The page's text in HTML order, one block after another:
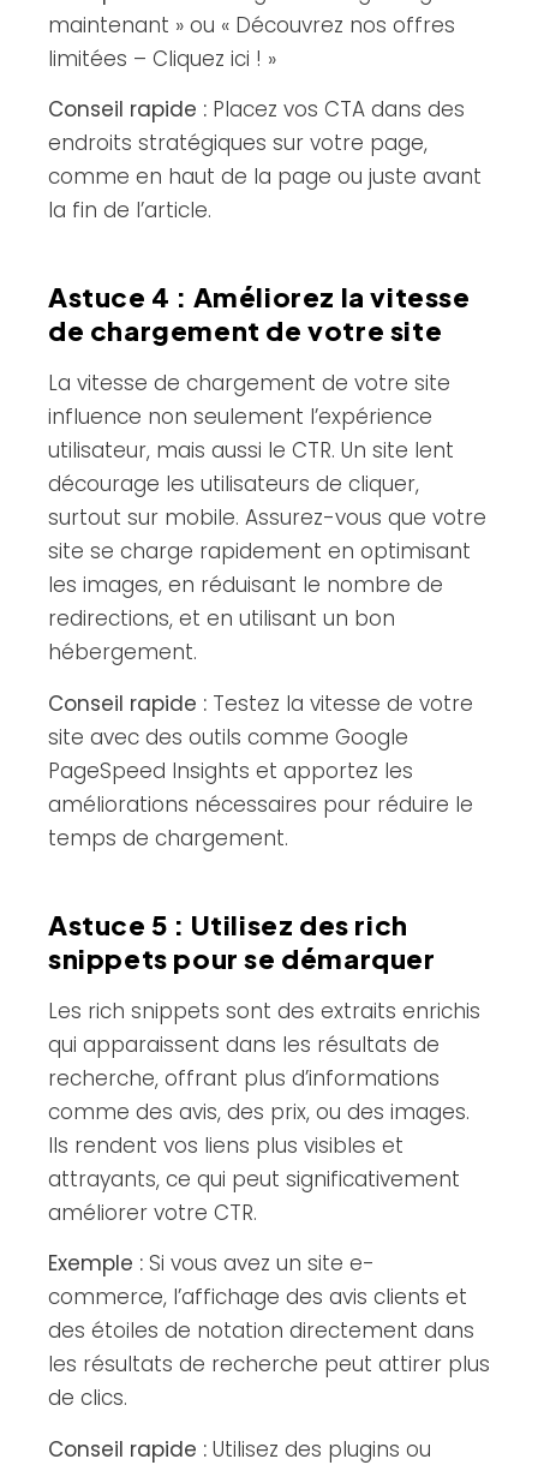
maintenant » ou « Découvrez nos offres
limitées – Cliquez ici ! »
Conseil rapide : Placez vos CTA dans des
endroits stratégiques sur votre page,
comme en haut de la page ou juste avant
la fin de l’article.
Astuce 4 : Améliorez la vitesse
de chargement de votre site
La vitesse de chargement de votre site
influence non seulement l’expérience
utilisateur, mais aussi le CTR. Un site lent
décourage les utilisateurs de cliquer,
surtout sur mobile. Assurez-vous que votre
site se charge rapidement en optimisant
les images, en réduisant le nombre de
redirections, et en utilisant un bon
hébergement.
Conseil rapide : Testez la vitesse de votre
site avec des outils comme Google
PageSpeed Insights et apportez les
améliorations nécessaires pour réduire le
temps de chargement.
Astuce 5 : Utilisez des rich
snippets pour se démarquer
Les rich snippets sont des extraits enrichis
qui apparaissent dans les résultats de
recherche, offrant plus d’informations
comme des avis, des prix, ou des images.
Ils rendent vos liens plus visibles et
attrayants, ce qui peut significativement
améliorer votre CTR.
Exemple : Si vous avez un site e-
commerce, l’affichage des avis clients et
des étoiles de notation directement dans
les résultats de recherche peut attirer plus
de clics.
Conseil rapide : Utilisez des plugins ou